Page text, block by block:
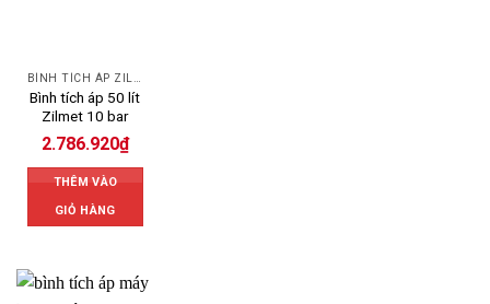
BÌNH TÍCH ÁP ZILMET
Bình tích áp 50 lít
Zilmet 10 bar
2.786.920₫
THÊM VÀO
GIỎ HÀNG